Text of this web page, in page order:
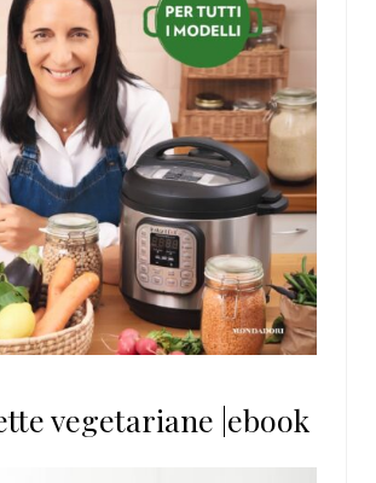
vegetariane |ebook